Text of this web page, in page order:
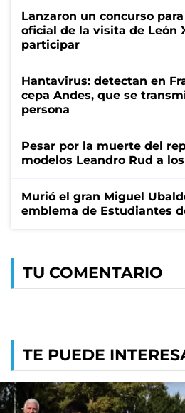
Lanzaron un concurso
oficial de la visita de León
participar
Hantavirus: detectan en
cepa Andes, que se
persona
Pesar por la muerte del
modelos Leandro Rud a los
Murió el gran Miguel
emblema de Estudiantes
TU COMENTARIO
TE PUEDE